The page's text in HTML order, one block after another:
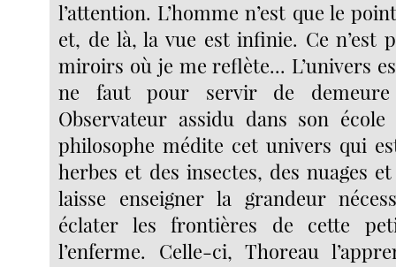
l’attention. L’homme n’est que le
et, de là, la vue est infinie. Ce n’est
miroirs où je me reflète... L’univers
ne faut pour servir de demeure
Observateur assidu dans son école
philosophe médite cet univers qui
herbes et des insectes, des nuages
laisse enseigner la grandeur
éclater les frontières de cette
l’enferme. Celle-ci, Thoreau